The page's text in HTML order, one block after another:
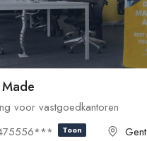
voor vastgoedkantoren
Toon Gent